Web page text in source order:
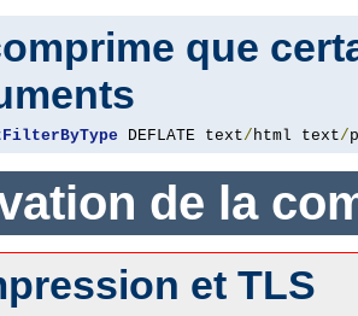
que
DEFLATE text/html text/
de la
et TLS